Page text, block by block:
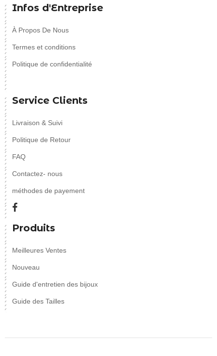
Infos d'Entreprise
À Propos De Nous
Termes et conditions
Politique de confidentialité
Service Clients
Livraison & Suivi
Politique de Retour
FAQ
Contactez- nous
méthodes de payement
Produits
Meilleures Ventes
Nouveau
Guide d'entretien des bijoux
Guide des Tailles